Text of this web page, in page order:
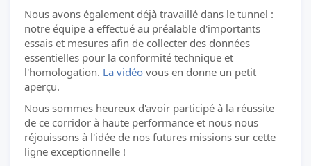
Nous avons également déjà travaillé dans le tunnel :
notre équipe a effectué au préalable d'importants
essais et mesures afin de collecter des données
essentielles pour la conformité technique et
l'homologation. La vidéo vous en donne un petit
aperçu.
Nous sommes heureux d'avoir participé à la réussite
de ce corridor à haute performance et nous nous
réjouissons à l'idée de nos futures missions sur cette
ligne exceptionnelle !